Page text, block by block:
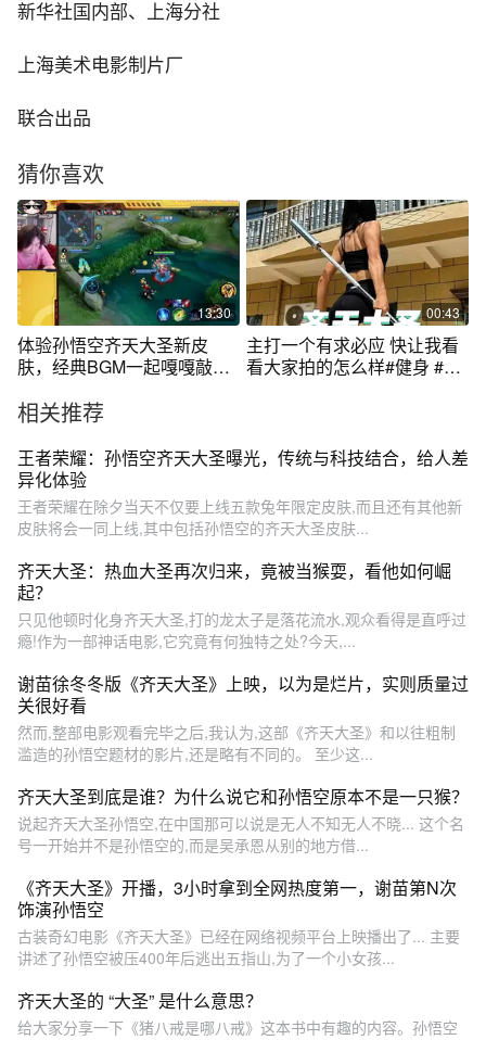
新华社国内部、上海分社
上海美术电影制片厂
联合出品
猜你喜欢
13:30
体验孙悟空齐天大圣新皮
肤，经典BGM一起嘎嘎敲直
00:43
主打一个有求必应 快让我看
看大家拍的怎么样#健身 #力
相关推荐
王者荣耀：孙悟空齐天大圣曝光，传统与科技结合，给人差
异化体验
王者荣耀在除夕当天不仅要上线五款兔年限定皮肤,而且还有其他新
皮肤将会一同上线,其中包括孙悟空的齐天大圣皮肤...
齐天大圣：热血大圣再次归来，竟被当猴耍，看他如何崛
起？
只见他顿时化身齐天大圣,打的龙太子是落花流水,观众看得是直呼过
瘾!作为一部神话电影,它究竟有何独特之处?今天,...
谢苗徐冬冬版《齐天大圣》上映，以为是烂片，实则质量过
关很好看
然而,整部电影观看完毕之后,我认为,这部《齐天大圣》和以往粗制
滥造的孙悟空题材的影片,还是略有不同的。 至少这...
齐天大圣到底是谁？为什么说它和孙悟空原本不是一只猴？
说起齐天大圣孙悟空,在中国那可以说是无人不知无人不晓... 这个名
号一开始并不是孙悟空的,而是吴承恩从别的地方借...
《齐天大圣》开播，3小时拿到全网热度第一，谢苗第N次
饰演孙悟空
古装奇幻电影《齐天大圣》已经在网络视频平台上映播出了... 主要
讲述了孙悟空被压400年后逃出五指山,为了一个小女孩...
齐天大圣的 “大圣” 是什么意思？
给大家分享一下《猪八戒是哪八戒》这本书中有趣的内容。孙悟空